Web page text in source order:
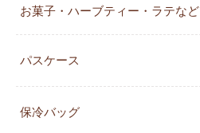
お菓子・ハーブティー・ラテなど
パスケース
保冷バッグ